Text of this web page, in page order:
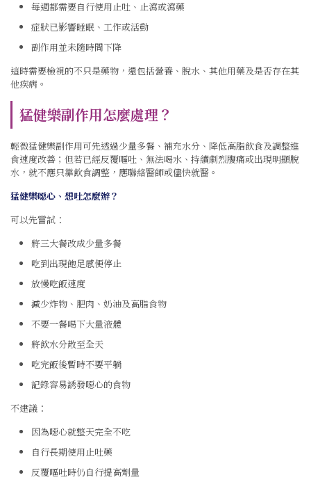
每週都需要自行使用止吐、止瀉或瀉藥
症狀已影響睡眠、工作或活動
副作用並未隨時間下降
這時需要檢視的不只是藥物，還包括營養、脫水、其他用藥及是否存在其
他疾病。
猛健樂副作用怎麼處理？
輕微猛健樂副作用可先透過少量多餐、補充水分、降低高脂飲食及調整進
食速度改善；但若已經反覆嘔吐、無法喝水、持續劇烈腹痛或出現明顯脫
水，就不應只靠飲食調整，應聯絡醫師或儘快就醫。
猛健樂噁心、想吐怎麼辦？
可以先嘗試：
將三大餐改成少量多餐
吃到出現飽足感便停止
放慢吃飯速度
減少炸物、肥肉、奶油及高脂食物
不要一餐喝下大量液體
將飲水分散至全天
吃完飯後暫時不要平躺
記錄容易誘發噁心的食物
不建議：
因為噁心就整天完全不吃
自行長期使用止吐藥
反覆嘔吐時仍自行提高劑量